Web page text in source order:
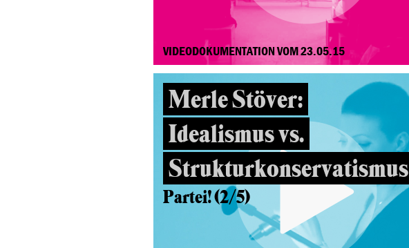
VIDEODOKUMENTATION VOM 23.05.15
Merle Stöver:
Idealismus vs.
Strukturkonservatismus
Partei! (2/5)